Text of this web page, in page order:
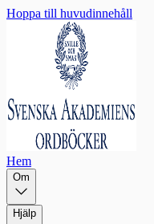
Hoppa till huvudinnehåll
Hem
Om
Hjälp